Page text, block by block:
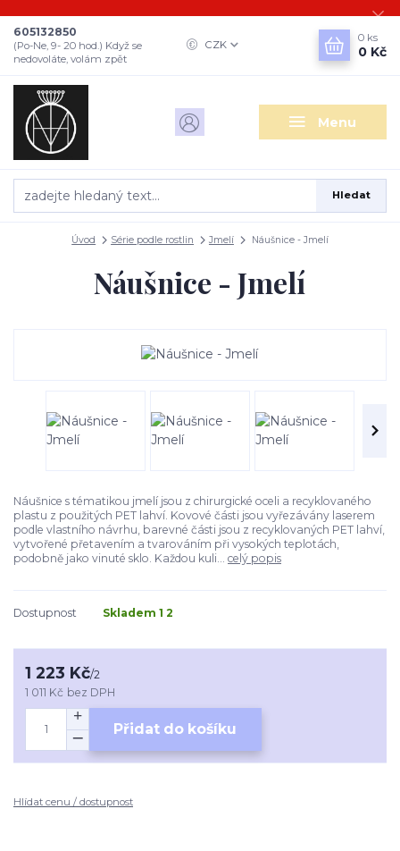
Menu
CZK
Hledat
605132850
(Po-Ne, 9- 20 hod.) Když se
nedovoláte, volám zpět
0 ks
0 Kč
Úvod Série podle rostlin Jmelí Náušnice - Jmelí
Náušnice - Jmelí
Náušnice s tématikou jmelí jsou z chirurgické oceli a recyklovaného
plastu z použitých PET lahví. Kovové části jsou vyřezávány laserem
podle vlastního návrhu, barevné části jsou z recyklovaných PET lahví,
vytvořené přetavením a tvarováním při vysokých teplotách,
podobně jako vinuté sklo. Každou kuli... celý popis
Dostupnost Skladem 1 2
1 223 Kč/2
1 011 Kč bez DPH
Přidat do košíku
Hlídat cenu / dostupnost